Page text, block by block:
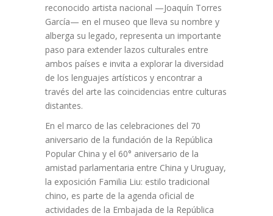
reconocido artista nacional —Joaquín Torres
García— en el museo que lleva su nombre y
alberga su legado, representa un importante
paso para extender lazos culturales entre
ambos países e invita a explorar la diversidad
de los lenguajes artísticos y encontrar a
través del arte las coincidencias entre culturas
distantes.
En el marco de las celebraciones del 70
aniversario de la fundación de la República
Popular China y el 60° aniversario de la
amistad parlamentaria entre China y Uruguay,
la exposición Familia Liu: estilo tradicional
chino, es parte de la agenda oficial de
actividades de la Embajada de la República